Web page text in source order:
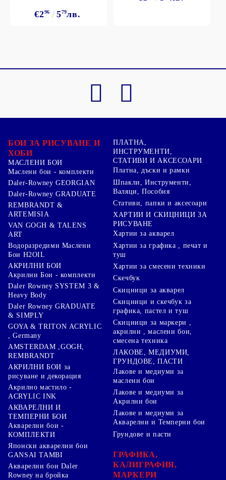
€296 579лв.
БОИ ЗА РИСУВАНЕ И
ХОБИ
МАСЛЕНИ БОИ
Маслени бои - комплекти
Daler-Rowney GEORGIAN
Daler-Rowney GRADUATE
REMBRANDT &
ARTEMISIA
VAN GOGH & TALENS
ART
Водоразредими Маслени
Бои H2OIL
АКРИЛНИ БОИ
Акрилни Бои - комплекти
Daler Rowney SYSTEM 3 &
Heavy Body
Daler Rowney GRADUATE
& SIMPLY
GOYA & TRITON АCRYLIC
, Germany
AMSTERDAM ,GOGH,
REMBRANDT
АКРИЛНИ БОИ за
рисуване и декорация
Акрилно мастило -
ACRYLIC INK
АКВАРЕЛНИ И
ТЕМПЕРНИ БОИ
Акварелни бои -
КОМПЛЕКТИ
Японски акварелни бои
GANSAI TAMBI
Акварелни бои Daler
Rowney на бройка
ПЛАТНА,
ИНСТРУМЕНТИ,
СТАТИВИ И АКСЕСОАРИ
Платна, дъски и рамки
Шпакли, Инструменти,
Валяци, Пособия
Стативи, папки и аксесоари
ХАРТИИ И СКИЦНИЦИ ЗА
РИСУВАНЕ
Хартии за акварел
Хартии за графика , печат и
туш
Хартии за смесени техники
Скечбук
Скицници за акварел
Скицници и скечбук за
графика, пастел и туш
Скицници за маркери ,
акрилни , маслени бои,
смесена техника
ЛАКОВЕ, МЕДИУМИ,
ГРУНДОВЕ, ПАСТИ
Лакове и медиуми за
маслени бои
Лакове и медиуми за
Акрилни бои
Лакове и медиуми за
Акварелни и Темперни бои
Грундове и пасти
ГРАФИКА,
КАЛИГРАФИЯ,
МАРКЕРИ